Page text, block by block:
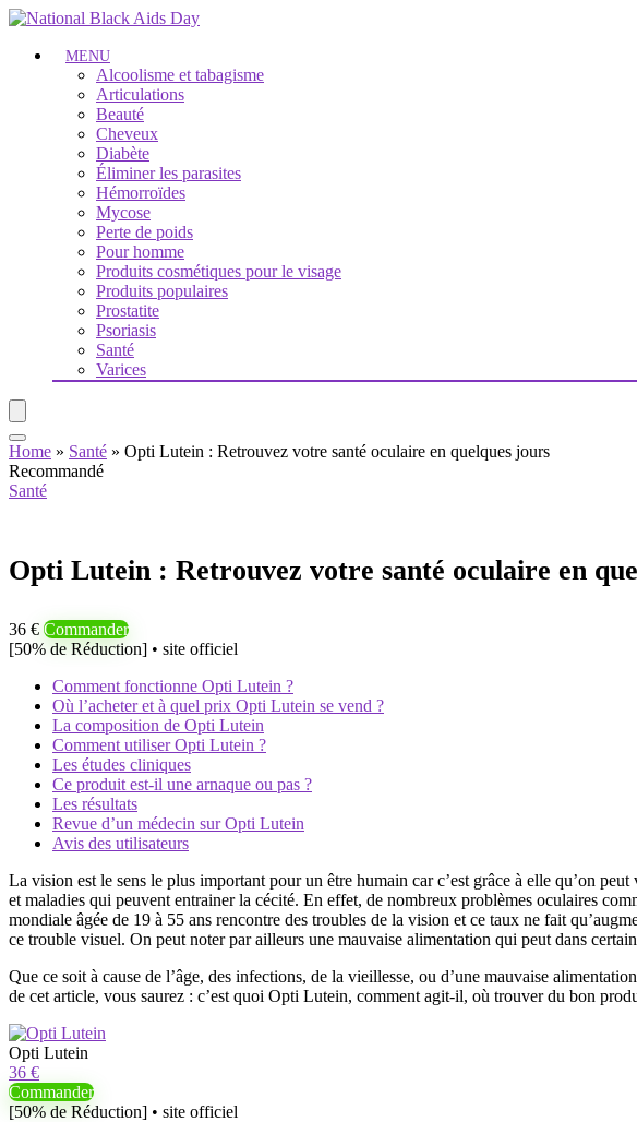
MENU
Alcoolisme et tabagisme
Articulations
Beauté
Cheveux
Diabète
Éliminer les parasites
Hémorroïdes
Mycose
Perte de poids
Pour homme
Produits cosmétiques pour le visage
Produits populaires
Prostatite
Psoriasis
Santé
Varices
Home » Santé » Opti Lutein : Retrouvez votre santé oculaire en quelques jours
Recommandé
Santé
Opti Lutein : Retrouvez votre santé oculaire en
36 € Commander
[50% de Réduction] • site officiel
Comment fonctionne Opti Lutein ?
Où l’acheter et à quel prix Opti Lutein se vend ?
La composition de Opti Lutein
Comment utiliser Opti Lutein ?
Les études cliniques
Ce produit est-il une arnaque ou pas ?
Les résultats
Revue d’un médecin sur Opti Lutein
Avis des utilisateurs
La vision est le sens le plus important pour un être humain car c’est grâce à elle qu’on
et maladies qui peuvent entrainer la cécité. En effet, de nombreux problèmes oculaires
mondiale âgée de 19 à 55 ans rencontre des troubles de la vision et ce taux ne fait
ce trouble visuel. On peut noter par ailleurs une mauvaise alimentation qui peut dans
Que ce soit à cause de l’âge, des infections, de la vieillesse, ou d’une mauvaise
de cet article, vous saurez : c’est quoi Opti Lutein, comment agit-il, où trouver du bon
Opti Lutein
36 €
Commander
[50% de Réduction] • site officiel